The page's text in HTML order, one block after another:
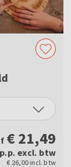
€ 21,49
p.p. excl. btw
€ 26,00 incl. btw